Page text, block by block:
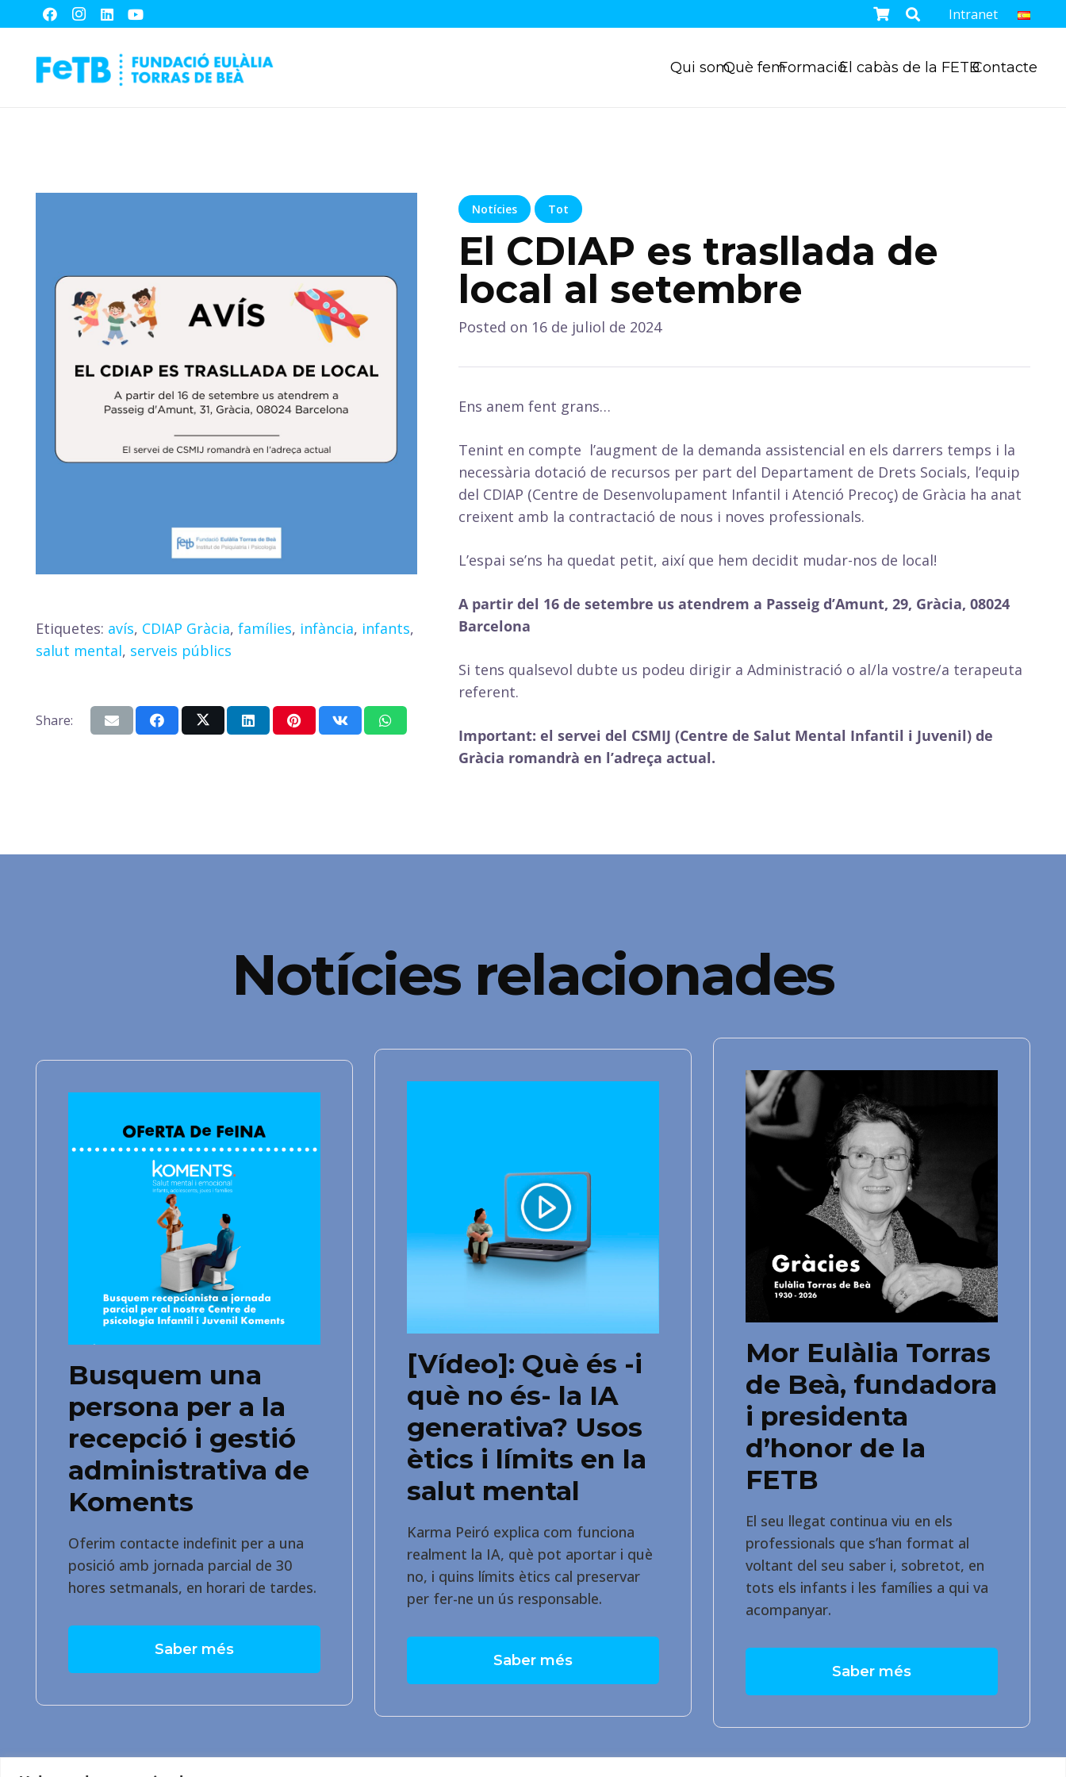
Intranet
Qui somQuè femFormacióEl cabàs de la FETBContacte
Etiquetes: avís, CDIAP Gràcia, famílies, infància, infants,
salut mental, serveis públics
Share:
Notícies Tot
El CDIAP es trasllada de
local al setembre
Posted on 16 de juliol de 2024
Ens anem fent grans…
Tenint en compte l’augment de la demanda assistencial en els darrers temps i la
necessària dotació de recursos per part del Departament de Drets Socials, l’equip
del CDIAP (Centre de Desenvolupament Infantil i Atenció Precoç) de Gràcia ha anat
creixent amb la contractació de nous i noves professionals.
L’espai se’ns ha quedat petit, així que hem decidit mudar-nos de local!
A partir del 16 de setembre us atendrem a Passeig d’Amunt, 29, Gràcia, 08024
Barcelona
Si tens qualsevol dubte us podeu dirigir a Administració o al/la vostre/a terapeuta
referent.
Important: el servei del CSMIJ (Centre de Salut Mental Infantil i Juvenil) de
Gràcia romandrà en l’adreça actual.
Notícies relacionades
Busquem una
persona per a la
recepció i gestió
administrativa de
Koments
Oferim contacte indefinit per a una
posició amb jornada parcial de 30
hores setmanals, en horari de tardes.
Saber més
[Vídeo]: Què és -i
què no és- la IA
generativa? Usos
ètics i límits en la
salut mental
Karma Peiró explica com funciona
realment la IA, què pot aportar i què
no, i quins límits ètics cal preservar
per fer-ne un ús responsable.
Saber més
Mor Eulàlia Torras
de Beà, fundadora
i presidenta
d’honor de la
FETB
El seu llegat continua viu en els
professionals que s’han format al
voltant del seu saber i, sobretot, en
tots els infants i les famílies a qui va
acompanyar.
Saber més